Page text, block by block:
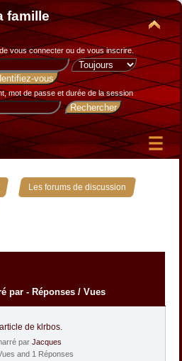
famille
vous connecter ou de vous inscrire.
mot de passe et durée de la session
» Les forums de discussion »
par - Réponses / Vues
de klrbos.
par Jacques
and 1 Réponses